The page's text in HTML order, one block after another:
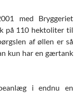
med Bryggeriet
på 110 hektoliter til
af øllen er så
kun har en gærtank
i endnu en